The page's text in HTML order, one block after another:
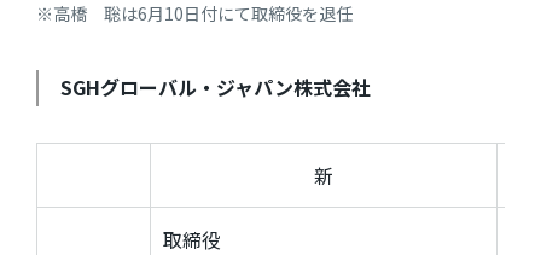
※高橋 聡は6月10日付にて取締役を退任
SGHグローバル・ジャパン株式会社
新
取締役